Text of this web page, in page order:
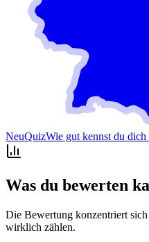
NeuQuizWie gut kennst du
Was du bewerten
Die Bewertung konzentriert
wirklich zählen.